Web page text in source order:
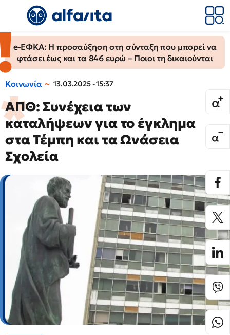
e-ΕΦΚΑ: Η προσαύξηση στη σύνταξη που μπορεί να
φτάσει έως και τα 846 ευρώ – Ποιοι τη δικαιούνται
Κοινωνία 13.03.2025 - 15:37
ΑΠΘ: Συνέχεια των
καταλήψεων για το έγκλημα
στα Τέμπη και τα Ωνάσεια
Σχολεία